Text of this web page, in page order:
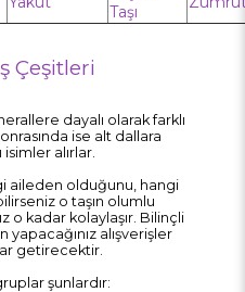
Taşı
Çeşitleri
dayalı olarak farklı
ise alt dallara
isimler alırlar.
aileden olduğunu, hangi
o taşın olumlu
o kadar kolaylaşır. Bilinçli
alışverişler
getirecektir.
şunlardır: